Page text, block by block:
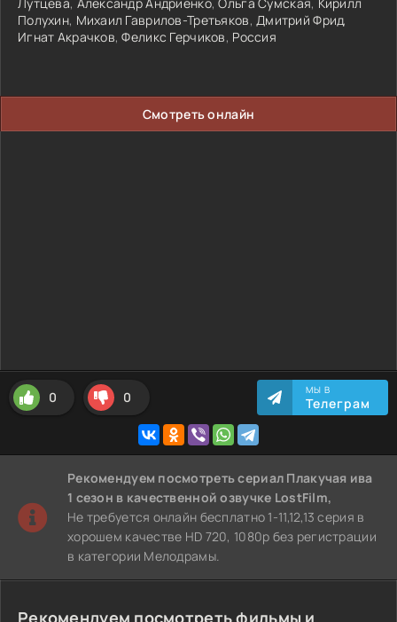
Полухин, Михаил Гаврилов-Третьяков,Дмитрий Фрид,
Игнат Акрачков,Феликс Герчиков, Россия
Смотреть онлайн
0 0 МЫ В
Телеграм
Рекомендуем посмотреть сериал Плакучая ива
1 сезон в качественной озвучке LostFilm,
Не требуется онлайн бесплатно 1-11,12,13 серия в
хорошем качестве HD 720, 1080p без регистрации
в категории Мелодрамы.
Рекомендуем посмотреть фильмы и